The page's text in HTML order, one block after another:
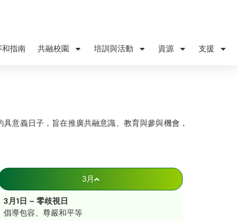
指南 共融校園 培訓與活動 資源 支援
意義日子，旨在推廣共融意識、教育與參與機會，
3月
3月1日 – 零歧視日
倡導包容、尊嚴和平等